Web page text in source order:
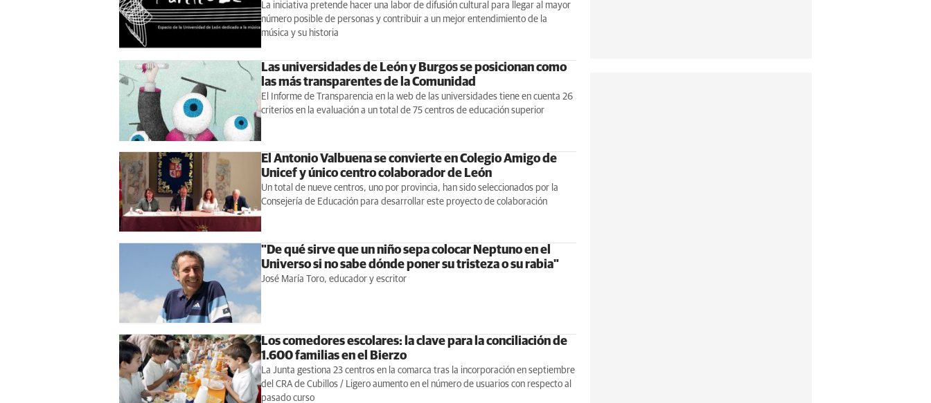
La iniciativa pretende hacer una labor de difusión cultural para llegar al mayor
número posible de personas y contribuir a un mejor entendimiento de la
música y su historia
Las universidades de León y Burgos se posicionan como
las más transparentes de la Comunidad
El Informe de Transparencia en la web de las universidades tiene en cuenta 26
criterios en la evaluación a un total de 75 centros de educación superior
El Antonio Valbuena se convierte en Colegio Amigo de
Unicef y único centro colaborador de León
Un total de nueve centros, uno por provincia, han sido seleccionados por la
Consejería de Educación para desarrollar este proyecto de colaboración
"De qué sirve que un niño sepa colocar Neptuno en el
Universo si no sabe dónde poner su tristeza o su rabia"
José María Toro, educador y escritor
Los comedores escolares: la clave para la conciliación de
1.600 familias en el Bierzo
La Junta gestiona 23 centros en la comarca tras la incorporación en septiembre
del CRA de Cubillos / Ligero aumento en el número de usuarios con respecto al
pasado curso